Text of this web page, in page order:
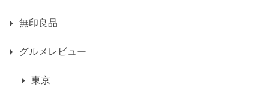
無印良品
グルメレビュー
東京